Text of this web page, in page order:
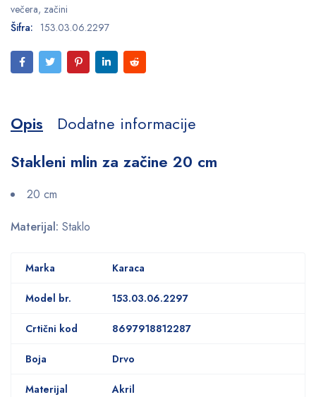
večera, začini
Šifra: 153.03.06.2297
Opis
Dodatne informacije
Stakleni mlin za začine 20 cm
20 cm
Materijal: Staklo
Marka Karaca
Model br. 153.03.06.2297
Crtični kod 8697918812287
Boja Drvo
Materijal Akril